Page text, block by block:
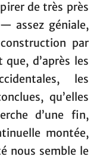
de très près
assez géniale,
par
d’après les
les
qu’elles
d’une fin,
montée,
nous semble le